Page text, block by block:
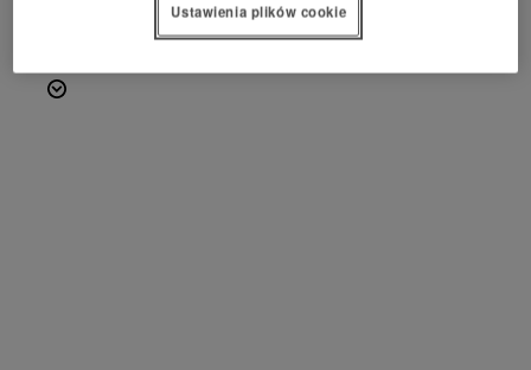
PROŚBA O WYCENĘ
Ustawienia plików cookie